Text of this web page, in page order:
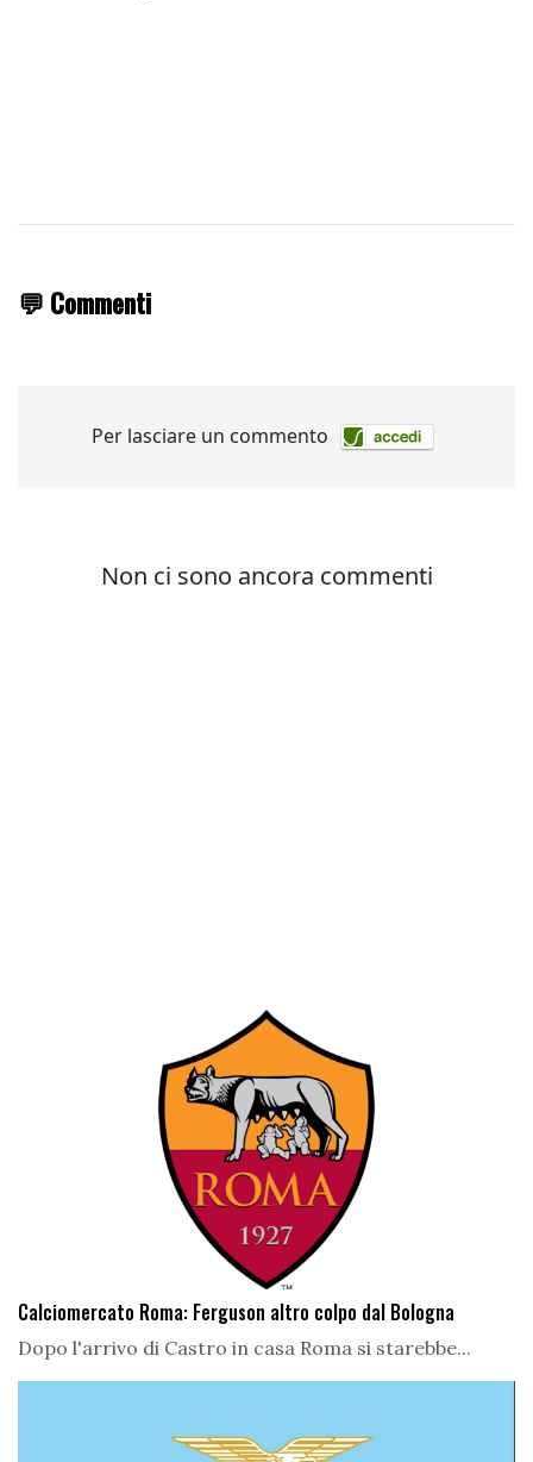
💬 Commenti
Calciomercato Roma: Ferguson altro colpo dal Bologna
Dopo l'arrivo di Castro in casa Roma si starebbe...